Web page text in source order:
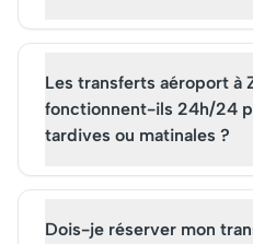
Les transferts aéroport à
fonctionnent-ils 24h/24
tardives ou matinales ?
Dois-je réserver mon